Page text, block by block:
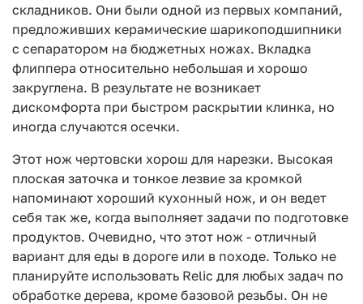
складников. Они были одной из первых компаний,
предложивших керамические шарикоподшипники
с сепаратором на бюджетных ножах. Вкладка
флиппера относительно небольшая и хорошо
закруглена. В результате не возникает
дискомфорта при быстром раскрытии клинка, но
иногда случаются осечки.
Этот нож чертовски хорош для нарезки. Высокая
плоская заточка и тонкое лезвие за кромкой
напоминают хороший кухонный нож, и он ведет
себя так же, когда выполняет задачи по подготовке
продуктов. Очевидно, что этот нож - отличный
вариант для еды в дороге или в походе. Только не
планируйте использовать Relic для любых задач по
обработке дерева, кроме базовой резьбы. Он не